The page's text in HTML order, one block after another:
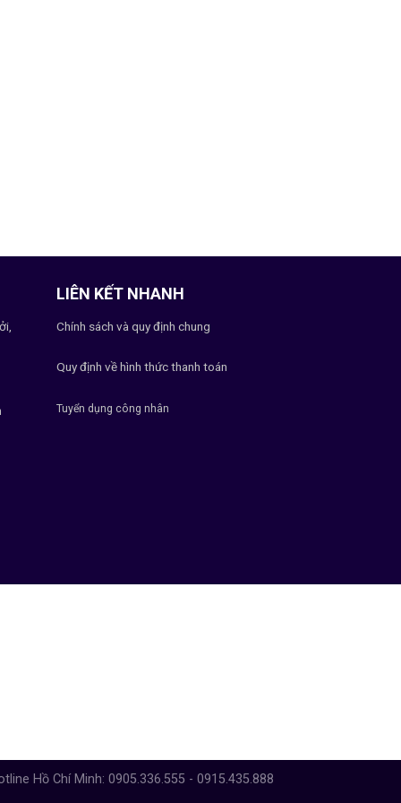
LIÊN KẾT NHANH
Chính sách và quy định chung
Quy định về hình thức thanh toán
Tuyển dụng công nhân
Hồ Chí Minh: 0905.336.555 - 0915.435.888